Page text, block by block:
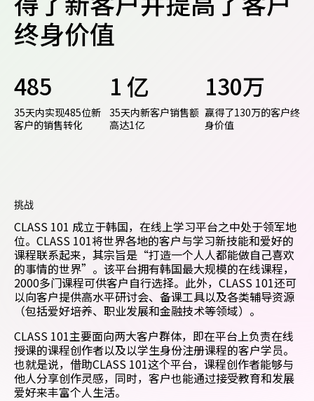
终身价值
485
35天内实现485位新
客户的销售转化
1 亿
35天内新客户销售额
高达1亿
130万
赢得了130万的客户终
身价值
挑战
CLASS 101 成立于韩国，在线上学习平台之中处于领军地
位。CLASS 101将世界各地的客户与学习新技能和爱好的
课程联系起来，其宗旨是“打造一个人人都能做自己喜欢
的事情的世界”。该平台拥有韩国最大规模的在线课程，
2000多门课程可供客户自行选择。此外，CLASS 101还可
以向客户提供高水平研讨会、备课工具以及各类辅导资源
（包括爱好培养、职业发展和金融技术等领域）。
CLASS 101主要面向两大客户群体，即在平台上负责在线
授课的课程创作者以及以学生身份注册课程的客户学员。
也就是说，借助CLASS 101这个平台，课程创作者能够与
他人分享创作灵感，同时，客户也能通过接受教育和发展
爱好来丰富个人生活。